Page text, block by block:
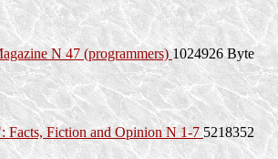
N 47 (programmers)1024926 Byte
Facts, Fiction and Opinion N 1-75218352